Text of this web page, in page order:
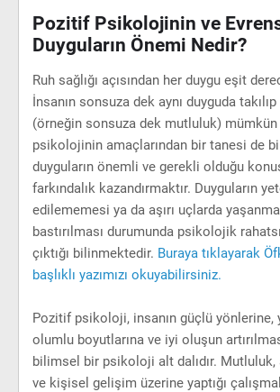
Pozitif Psikolojinin ve
Duyguların Önemi Nedir?
Ruh sağlığı açısından her duygu eşit
İnsanın sonsuza dek aynı duyguda
(örneğin sonsuza dek mutluluk)
psikolojinin amaçlarından bir tanesi de
duyguların önemli ve gerekli olduğu
farkındalık kazandırmaktır. Duyguların
edilememesi ya da aşırı uçlarda
bastırılması durumunda psikolojik
çıktığı bilinmektedir. Buraya tıklayarak
başlıklı yazımızı okuyabilirsiniz.
Pozitif psikoloji, insanın güçlü yönlerine,
olumlu boyutlarına ve iyi oluşun
bilimsel bir psikoloji alt dalıdır.
ve kişisel gelişim üzerine yaptığı